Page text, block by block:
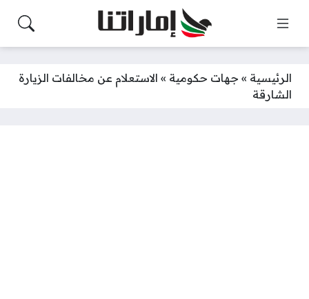
الرئيسية » جهات حكومية » الاستعلام عن مخالفات الزيارة
الشارقة